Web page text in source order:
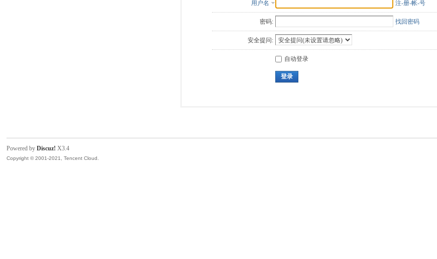
用户名 注-册-帐-号
密码: 找回密码
安全提问:
自动登录
登录
Powered byDiscuz! X3.4
Copyright © 2001-2021, Tencent Cloud.